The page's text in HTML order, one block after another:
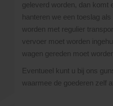
geleverd worden, dan komt
hanteren we een toeslag
worden met regulier
vervoer moet worden
wagen gereden moet
Eventueel kunt u bij ons
waarmee de goederen zelf